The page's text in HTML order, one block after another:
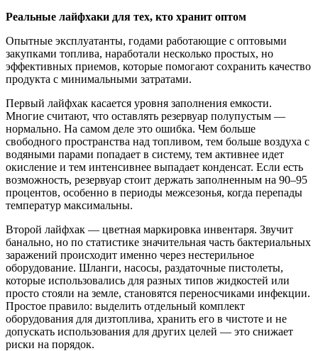
Реальные лайфхаки для тех, кто хранит оптом
Опытные эксплуатанты, годами работающие с оптовыми
закупками топлива, наработали несколько простых, но
эффективных приемов, которые помогают сохранить качество
продукта с минимальными затратами.
Первый лайфхак касается уровня заполнения емкости.
Многие считают, что оставлять резервуар полупустым —
нормально. На самом деле это ошибка. Чем больше
свободного пространства над топливом, тем больше воздуха с
водяными парами попадает в систему, тем активнее идет
окисление и тем интенсивнее выпадает конденсат. Если есть
возможность, резервуар стоит держать заполненным на 90–95
процентов, особенно в периоды межсезонья, когда перепады
температур максимальны.
Второй лайфхак — цветная маркировка инвентаря. Звучит
банально, но по статистике значительная часть бактериальных
заражений происходит именно через нестерильное
оборудование. Шланги, насосы, раздаточные пистолеты,
которые использовались для разных типов жидкостей или
просто стояли на земле, становятся переносчиками инфекции.
Простое правило: выделить отдельный комплект
оборудования для дизтоплива, хранить его в чистоте и не
допускать использования для других целей — это снижает
риски на порядок.